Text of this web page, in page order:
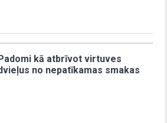
kā atbrīvot virtuves
no nepatīkamas smakas